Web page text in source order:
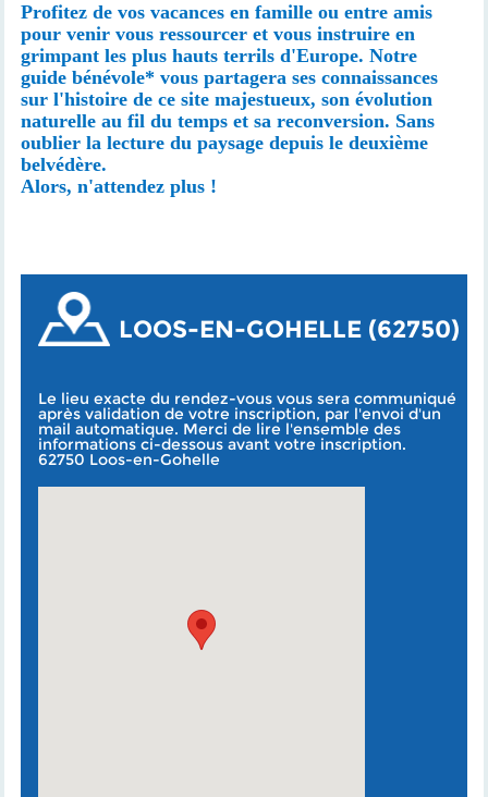
Profitez de vos vacances en famille ou entre amis
pour venir vous ressourcer et vous instruire en
grimpant les plus hauts terrils d'Europe. Notre
guide bénévole* vous partagera ses connaissances
sur l'histoire de ce site majestueux, son évolution
naturelle au fil du temps et sa reconversion. Sans
oublier la lecture du paysage depuis le deuxième
belvédère.
Alors, n'attendez plus !
LOOS-EN-GOHELLE (62750)
Le lieu exacte du rendez-vous vous sera communiqué
après validation de votre inscription, par l'envoi d'un
mail automatique. Merci de lire l'ensemble des
informations ci-dessous avant votre inscription.
62750 Loos-en-Gohelle